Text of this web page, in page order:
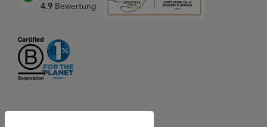
4.9 Bewertung